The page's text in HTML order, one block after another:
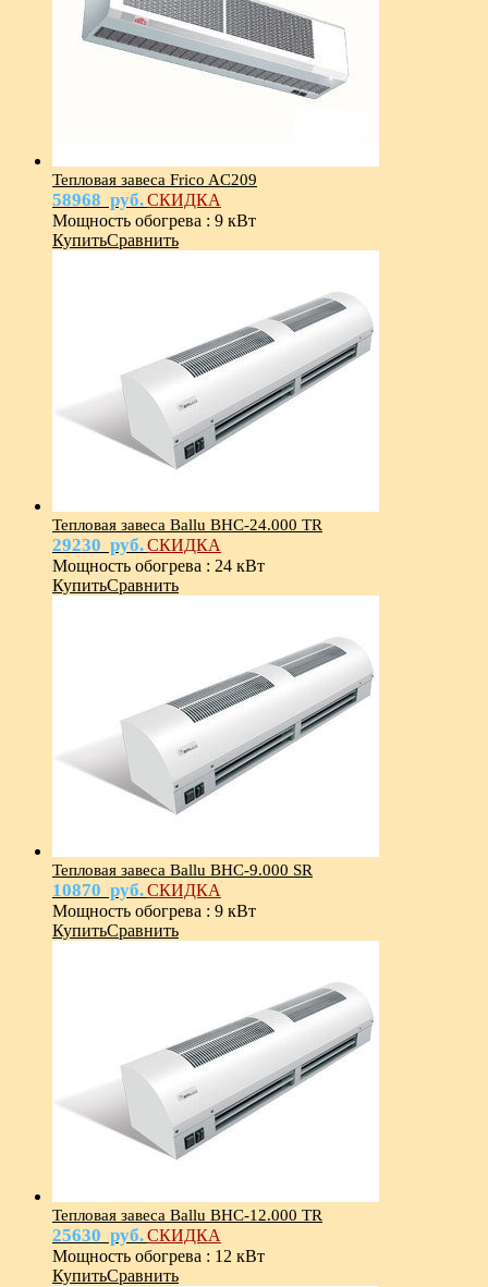
Тепловая завеса Frico AC209
58968 руб.СКИДКА
Мощность обогрева : 9 кВт
КупитьСравнить
Тепловая завеса Ballu BHC-24.000 TR
29230 руб.СКИДКА
Мощность обогрева : 24 кВт
КупитьСравнить
Тепловая завеса Ballu BHC-9.000 SR
10870 руб.СКИДКА
Мощность обогрева : 9 кВт
КупитьСравнить
Тепловая завеса Ballu BHC-12.000 TR
25630 руб.СКИДКА
Мощность обогрева : 12 кВт
КупитьСравнить